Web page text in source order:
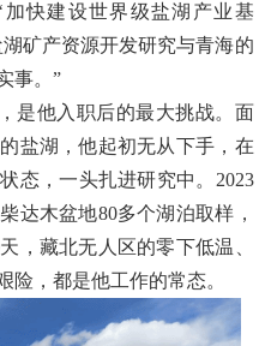
快建设世界级盐湖产业基
矿产资源开发研究与青海的
事。”
是他入职后的最大挑战。面
盐湖，他起初无从下手，在
态，一头扎进研究中。 2023
达木盆地80多个湖泊取样，
，藏北无人区的零下低温、
险，都是他工作的常态。